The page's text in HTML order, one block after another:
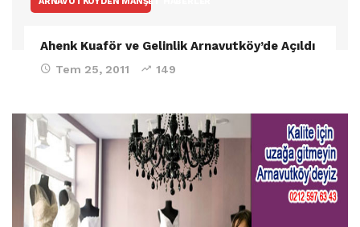
Ahenk Kuaför ve Gelinlik Arnavutköy’de Açıldı
Tem 25, 2011 149